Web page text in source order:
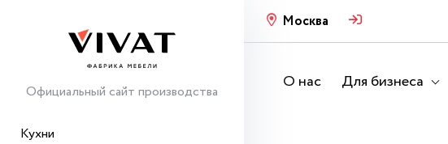
Официальный сайт производства
Кухни
Москва
О нас Для бизнеса